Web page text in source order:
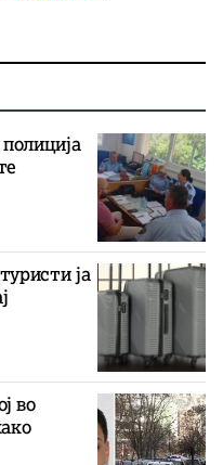
ја
во